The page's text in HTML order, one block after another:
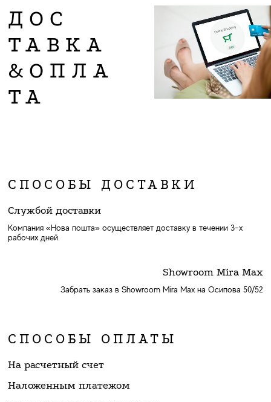
ДОС
ТАВКА
&ОПЛА
ТА
СПОСОБЫ ДОСТАВКИ
Службой доставки
Компания «Нова пошта» осуществляет доставку в течении 3-х
рабочих дней.
Showroom Mira Max
Забрать заказ в Showroom Mira Max на Осипова 50/52
СПОСОБЫ ОПЛАТЫ
На расчетный счет
Наложенным платежом